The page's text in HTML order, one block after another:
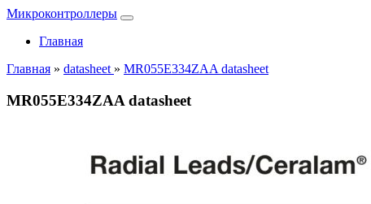
Микроконтроллеры
Главная
Главная » datasheet » MR055E334ZAA datasheet
MR055E334ZAA datasheet